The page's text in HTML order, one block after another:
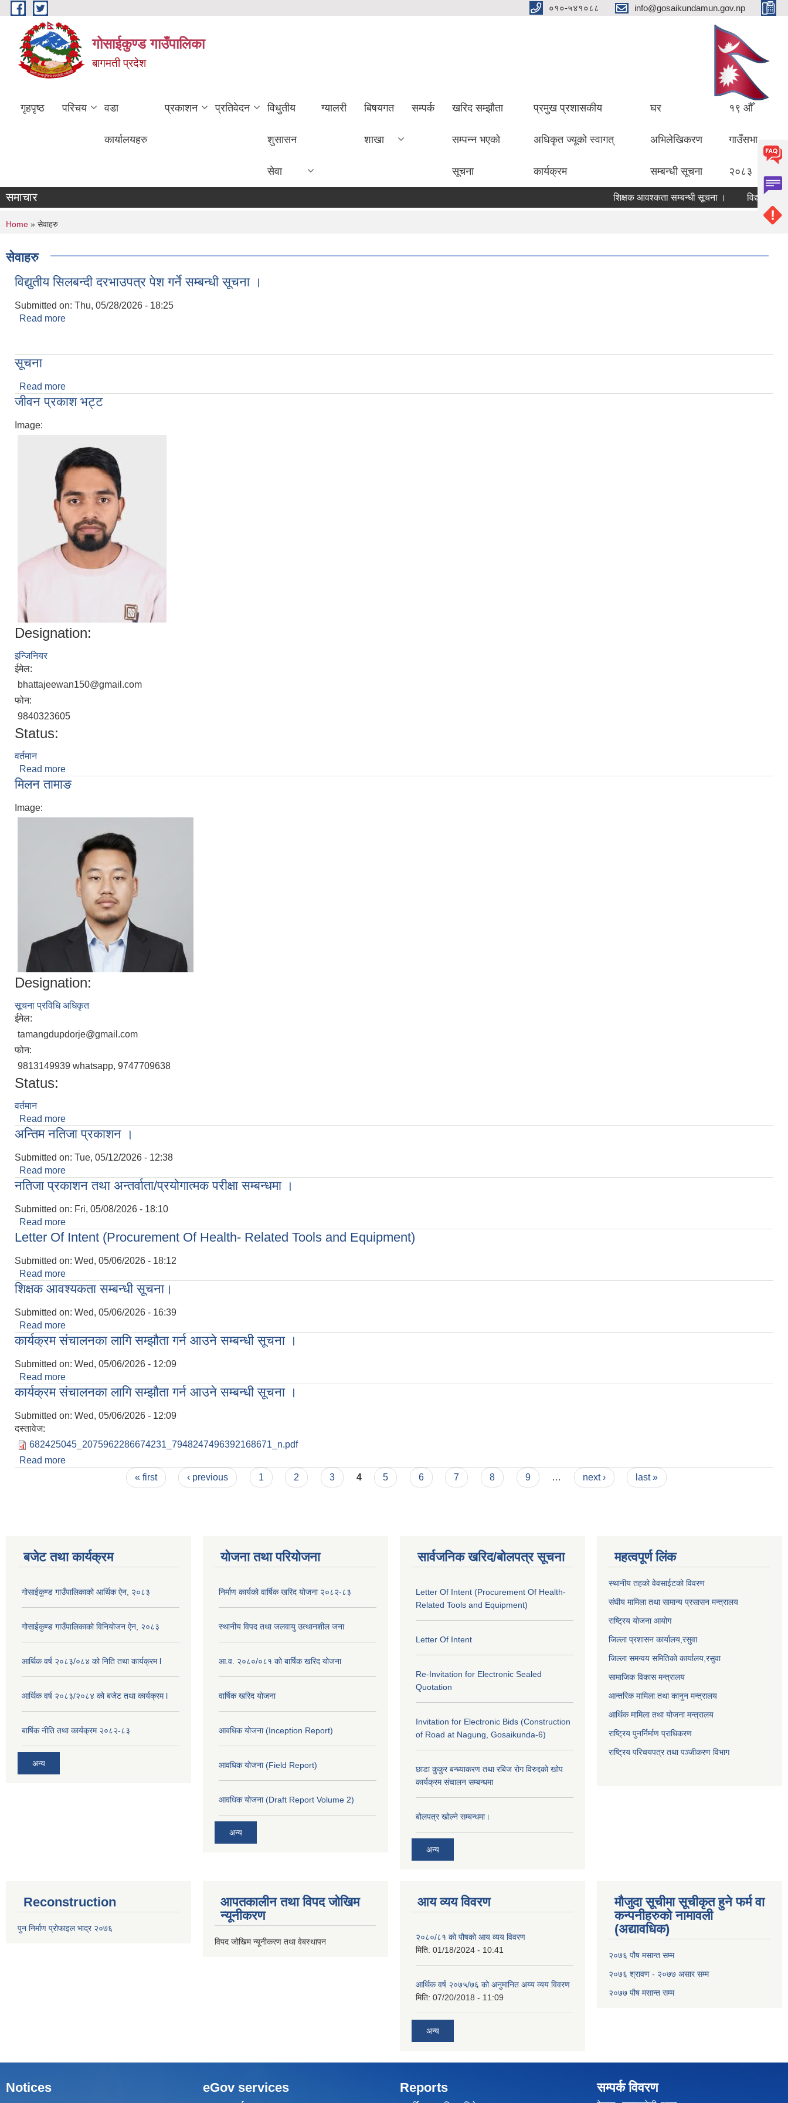
Skip to main content ०१०-५४१०८८ info@gosaikundamun.gov.np
गोसाईकुण्ड गाउँपालिका
बागमती प्रदेश
गृहपृष्ठ परिचय वडा
कार्यालयहरु
प्रकाशन प्रतिवेदन विधुतीय
शुसासन
सेवा
ग्यालरी बिषयगत
शाखा
सम्पर्क खरिद सम्झौता
सम्पन्न भएको
सूचना
प्रमुख प्रशासकीय
अधिकृत ज्यूको स्वागत्
कार्यक्रम
घर
अभिलेखिकरण
सम्बन्धी सूचना
१९ औँ
गाउँसभा
२०८३
समाचार शिक्षक आवश्कता सम्बन्धी सूचना । विद्यालयको
You are here
Home » सेवाहरु
सेवाहरु
विद्युतीय सिलबन्दी दरभाउपत्र पेश गर्ने सम्बन्धी सूचना ।
Submitted on: Thu, 05/28/2026 - 18:25
Read more
सूचना
Read more
जीवन प्रकाश भट्ट
Image:
Designation:
इन्जिनियर
ईमेल:
bhattajeewan150@gmail.com
फोन:
9840323605
Status:
वर्तमान
Read more
मिलन तामाङ
Image:
Designation:
सूचना प्रविधि अधिकृत
ईमेल:
tamangdupdorje@gmail.com
फोन:
9813149939 whatsapp, 9747709638
Status:
वर्तमान
Read more
अन्तिम नतिजा प्रकाशन ।
Submitted on: Tue, 05/12/2026 - 12:38
Read more
नतिजा प्रकाशन तथा अन्तर्वाता/प्रयोगात्मक परीक्षा सम्बन्धमा ।
Submitted on: Fri, 05/08/2026 - 18:10
Read more
Letter Of Intent (Procurement Of Health- Related Tools and Equipment)
Submitted on: Wed, 05/06/2026 - 18:12
Read more
शिक्षक आवश्‍यकता सम्बन्धी सूचना।
Submitted on: Wed, 05/06/2026 - 16:39
Read more
कार्यक्रम संचालनका लागि सम्झौता गर्न आउने सम्बन्धी सूचना ।
Submitted on: Wed, 05/06/2026 - 12:09
Read more
कार्यक्रम संचालनका लागि सम्झौता गर्न आउने सम्बन्धी सूचना ।
Submitted on: Wed, 05/06/2026 - 12:09
दस्तावेज:
682425045_2075962286674231_7948247496392168671_n.pdf
Read more
« first ‹ previous 1 2 3 4 5 6 7 8 9 … next › last »
बजेट तथा कार्यक्रम
गोसाईकुण्ड गाउँपालिकाको आर्थिक ऐन, २०८३
गोसाईकुण्ड गाउँपालिकाको विनियोजन ऐन, २०८३
आर्थिक वर्ष २०८३/०८४ को निति तथा कार्यक्रम l
आर्थिक वर्ष २०८३/२०८४ को बजेट तथा कार्यक्रम l
बार्षिक नीति तथा कार्यक्रम २०८२-८३
अन्य
योजना तथा परियोजना
निर्माण कार्यको वार्षिक खरिद योजना २०८२-८३
स्थानीय विपद तथा जलवायु उत्थानशील जना
आ.व. २०८०/०८१ को बार्षिक खरिद योजना
वार्षिक खरिद योजना
आवधिक योजना (Inception Report)
आवधिक योजना (Field Report)
आवधिक योजना (Draft Report Volume 2)
अन्य
सार्वजनिक खरिद/बोलपत्र सूचना
Letter Of Intent (Procurement Of Health-
Related Tools and Equipment)
Letter Of Intent
Re-Invitation for Electronic Sealed
Quotation
Invitation for Electronic Bids (Construction
of Road at Nagung, Gosaikunda-6)
छाडा कुकुर बन्ध्याकरण तथा रबिज रोग विरुद्दको खोप
कार्यक्रम संचालन सम्बन्धमा
बोलपत्र खोल्ने सम्बन्धमा।
अन्य
महत्वपूर्ण लिंक
स्थानीय तहको वेवसाईटको विवरण
संघीय मामिला तथा सामान्य प्रसासन मन्त्रालय
राष्ट्रिय योजना आयोग
जिल्ला प्रशासन कार्यालय, रसुवा
जिल्ला समन्वय समितिको कार्यालय, रसुवा
सामाजिक विकास मन्त्रालय
आन्तरिक मामिला तथा कानुन मन्त्रालय
आर्थिक मामिला तथा योजना मन्त्रालय
राष्ट्रिय पुनर्निर्माण प्राधिकरण
राष्ट्रिय परिचयपत्र तथा पञ्जीकरण विभाग
Reconstruction
पुन निर्माण प्रोफाइल भाद्र २०७६
आपतकालीन तथा विपद जोखिम
न्यूनीकरण
विपद जोखिम न्यूनीकरण तथा वेबस्थापन
आय व्यय विवरण
२०८०/८१ को पौषको आय व्यय विवरण
मिति: 01/18/2024 - 10:41
आर्थिक वर्ष २०७५/७६ को अनुमानित अय्य व्यय विवरण
मिति: 07/20/2018 - 11:09
अन्य
मौजुदा सूचीमा सूचीकृत हुने फर्म वा
कन्पनीहरुको नामावली
(अद्यावधिक)
२०७६ पौष मसान्त सम्म
२०७६ श्रावण - २०७७ असार सम्म
२०७७ पौष मसान्त सम्म
Notices eGov services Reports सम्पर्क विवरण